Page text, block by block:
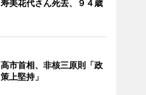
寿美花代さん死去、９４歳
高市首相、非核三原則「政
策上堅持」